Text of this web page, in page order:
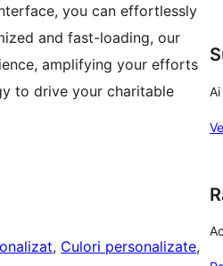
you can effortlessly
and fast-loading, our
amplifying your efforts
to drive your charitable
, Culori personalizate